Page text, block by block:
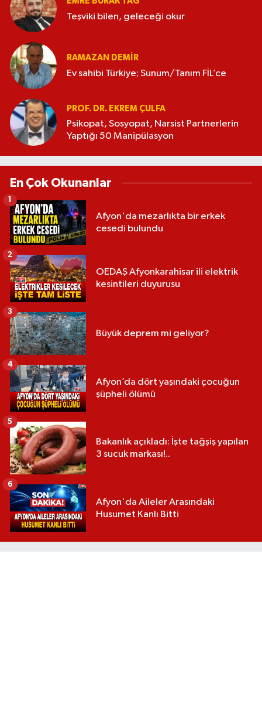
Teşviki bilen, geleceği okur
RAMAZAN DEMİR
Ev sahibi Türkiye; Sunum/Tanım FİL’ce
PROF. DR. EKREM ÇULFA
Psikopat, Sosyopat, Narsist Partnerlerin
Yaptığı 50 Manipülasyon
En Çok Okunanlar
Afyon'da mezarlıkta bir erkek
cesedi bulundu
1
OEDAŞ Afyonkarahisar ili elektrik
kesintileri duyurusu
2
Büyük deprem mi geliyor?
3
Afyon’da dört yaşındaki çocuğun
şüpheli ölümü
4
Bakanlık açıkladı: İşte tağşiş yapılan
3 sucuk markası!..
5
Afyon'da Aileler Arasındaki
Husumet Kanlı Bitti
6